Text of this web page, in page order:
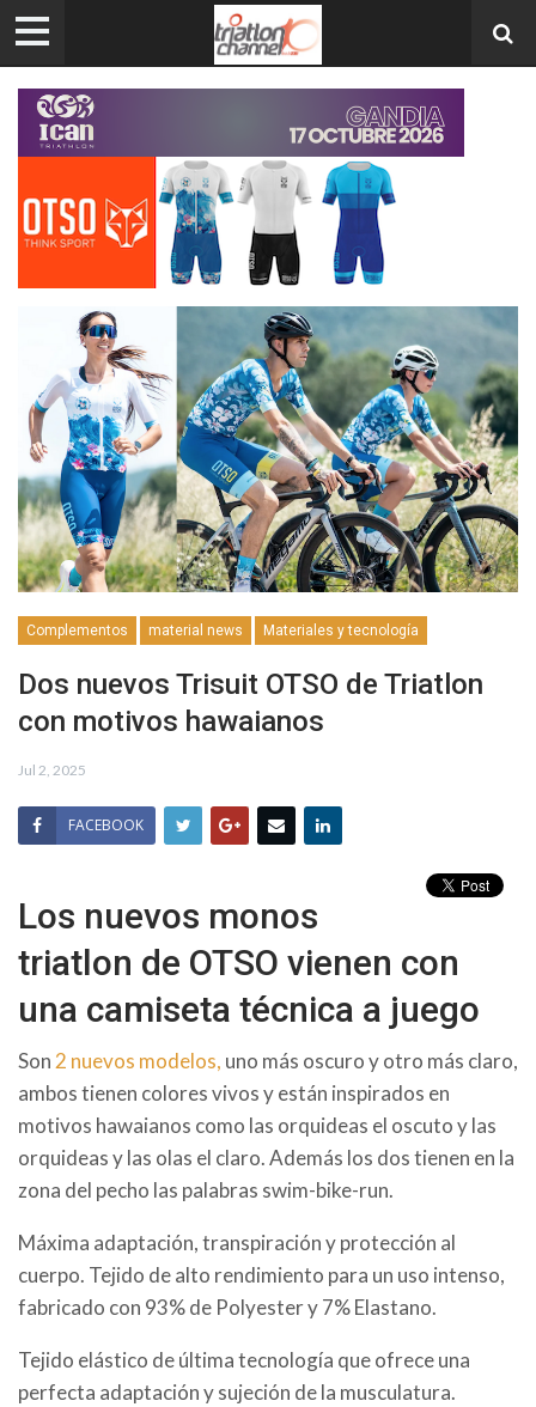
Complementos material news Materiales y tecnología
Dos nuevos Trisuit OTSO de Triatlon
con motivos hawaianos
Jul 2, 2025
FACEBOOK
Los nuevos monos
triatlon de OTSO vienen con
una camiseta técnica a juego
Son2 nuevos modelos, uno más oscuro y otro más claro,
ambos tienen colores vivos y están inspirados en
motivos hawaianos como las orquideas el oscuto y las
orquideas y las olas el claro. Además los dos tienen en la
zona del pecho las palabras swim-bike-run.
Máxima adaptación, transpiración y protección al
cuerpo. Tejido de alto rendimiento para un uso intenso,
fabricado con 93% de Polyester y 7% Elastano.
Tejido elástico de última tecnología que ofrece una
perfecta adaptación y sujeción de la musculatura.